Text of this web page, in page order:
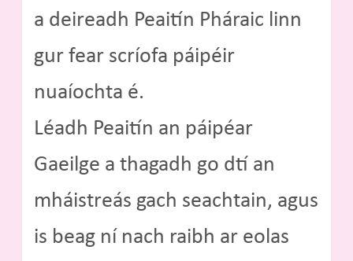
a deireadh Peaitín Pháraic linn
gur fear scríofa páipéir
nuaíochta é.
Léadh Peaitín an páipéar
Gaeilge a thagadh go dtí an
mháistreás gach seachtain, agus
is beag ní nach raibh ar eolas